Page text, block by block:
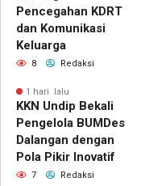
Pencegahan KDRT
dan Komunikasi
Keluarga
8 Redaksi
1 hari lalu
KKN Undip Bekali
Pengelola BUMDes
Dalangan dengan
Pola Pikir Inovatif
7 Redaksi